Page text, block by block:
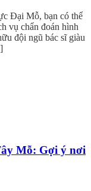
Đại Mỗ, bạn có thể
vụ chẩn đoán hình
đội ngũ bác sĩ giàu
Mỗ: Gợi ý nơi